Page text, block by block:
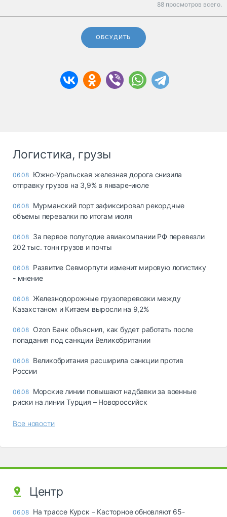
88 просмотров всего.
ОБСУДИТЬ
Логистика, грузы
06.08 Южно-Уральская железная дорога снизила
отправку грузов на 3,9% в январе-июле
06.08 Мурманский порт зафиксировал рекордные
объемы перевалки по итогам июля
06.08 За первое полугодие авиакомпании РФ перевезли
202 тыс. тонн грузов и почты
06.08 Развитие Севморпути изменит мировую логистику
- мнение
06.08 Железнодорожные грузоперевозки между
Казахстаном и Китаем выросли на 9,2%
06.08 Ozon Банк объяснил, как будет работать после
попадания под санкции Великобритании
06.08 Великобритания расширила санкции против
России
06.08 Морские линии повышают надбавки за военные
риски на линии Турция – Новороссийск
Все новости
Центр
06.08 На трассе Курск – Касторное обновляют 65-